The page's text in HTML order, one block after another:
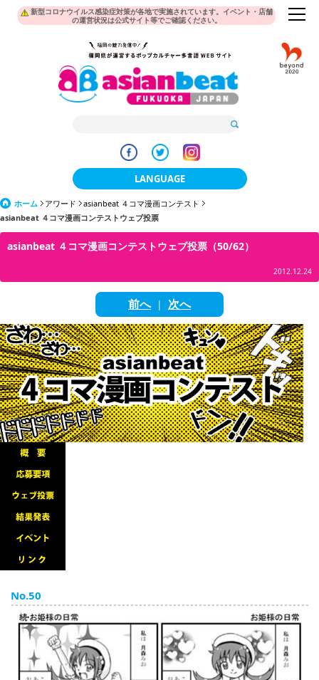
新型コロナウイルス感染症対策が各地で実施されています。イベント・店舗
の運営状況は公式サイト等でご確認ください。
LANGUAGE
日本語
한국어
繁體中文
English
ภาษาไทย
tiéng Viêt
Bahasa Indonesia
ホーム アワード
asianbeat ４コマ漫画コンテスト
asianbeat ４コマ漫画コンテストウェブ投票
asianbeat ４コマ漫画コンテストウェブ投票（50/62）
2012.12.24
前へ| 次へ
No.50